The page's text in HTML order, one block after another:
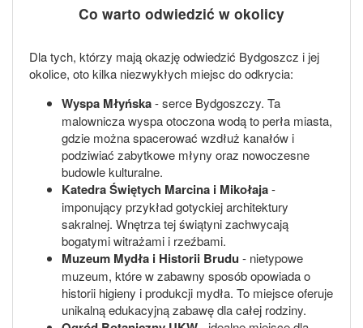
Co warto odwiedzić w okolicy
Dla tych, którzy mają okazję odwiedzić Bydgoszcz i jej
okolice, oto kilka niezwykłych miejsc do odkrycia:
Wyspa Młyńska- serce Bydgoszczy. Ta
malownicza wyspa otoczona wodą to perła miasta,
gdzie można spacerować wzdłuż kanałów i
podziwiać zabytkowe młyny oraz nowoczesne
budowle kulturalne.
Katedra Świętych Marcina i Mikołaja-
imponujący przykład gotyckiej architektury
sakralnej. Wnętrza tej świątyni zachwycają
bogatymi witrażami i rzeźbami.
Muzeum Mydła i Historii Brudu - nietypowe
muzeum, które w zabawny sposób opowiada o
historii higieny i produkcji mydła. To miejsce oferuje
unikalną edukacyjną zabawę dla całej rodziny.